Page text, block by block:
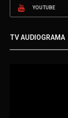
YOUTUBE
TV AUDIOGRAMA